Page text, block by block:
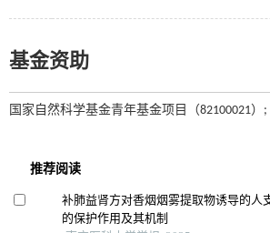
基金资助
国家自然科学基金青年基金项目（82100021）;